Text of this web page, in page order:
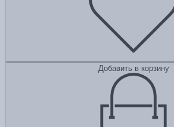
Добавить в корзину